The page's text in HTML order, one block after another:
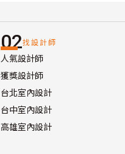
02找設計師
人氣設計師
獲獎設計師
台北室內設計
台中室內設計
高雄室內設計